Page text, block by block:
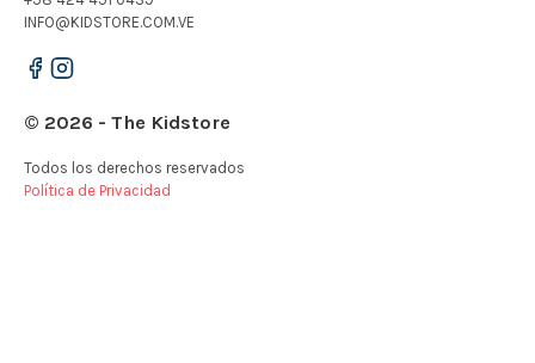
INFO@KIDSTORE.COM.VE
© 2026 - The Kidstore
Todos los derechos reservados
Política de Privacidad